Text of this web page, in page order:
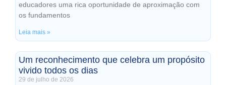
educadores uma rica oportunidade de aproximação com
os fundamentos
Leia mais »
Um reconhecimento que celebra um propósito
vivido todos os dias
29 de julho de 2026